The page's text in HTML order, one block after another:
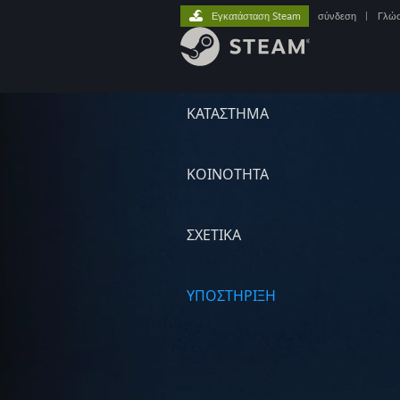
ΚΑΤΑΣΤΗΜΑ
ΚΟΙΝΟΤΗΤΑ
ΣΧΕΤΙΚΆ
ΥΠΟΣΤΗΡΙΞΗ
Εγκατάσταση Steam σύνδεση